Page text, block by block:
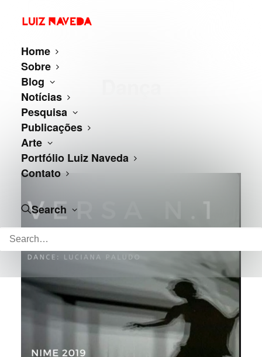
Home
Sobre
Blog
Notícias
Pesquisa
Publicações
Arte
Portfólio Luiz Naveda
Contato
Search